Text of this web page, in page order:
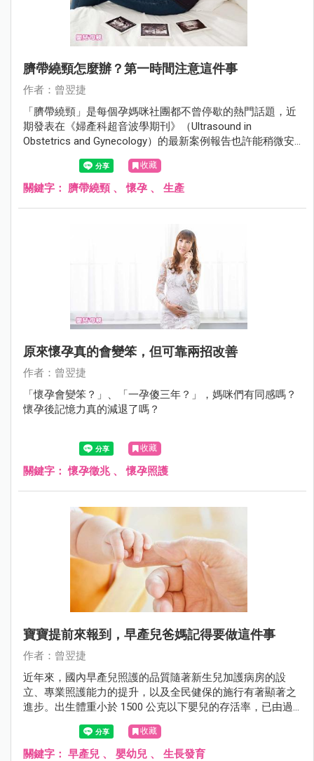
臍帶繞頸怎麼辦？第一時間注意這件事
作者：曾翌捷
「臍帶繞頸」是每個孕媽咪社團都不曾停歇的熱門話題，近
期發表在《婦產科超音波學期刊》（Ultrasound in
Obstetrics and Gynecology）的最新案例報告也許能稍微安
撫一下孕媽咪的緊張心情。
收藏
關鍵字： 臍帶繞頸 、懷孕 、 生產
原來懷孕真的會變笨，但可靠兩招改善
作者：曾翌捷
「懷孕會變笨？」、「一孕傻三年？」，媽咪們有同感嗎？
懷孕後記憶力真的減退了嗎？
收藏
關鍵字：懷孕徵兆、懷孕照護
寶寶提前來報到，早產兒爸媽記得要做這件事
作者：曾翌捷
近年來，國內早產兒照護的品質隨著新生兒加護病房的設
立、專業照護能力的提升，以及全民健保的施行有著顯著之
進步。出生體重小於 1500 公克以下嬰兒的存活率，已由過
去的 60% 大幅上升至近年的 80% 以上。與歐美先進國家相
比毫不遜色。儘管胎兒早產絕非父母所願，但仍請父母收拾
心情。只要依照醫師囑咐，定期回診追蹤檢查，心肝寶貝的
收藏
關鍵字： 早產兒 、 嬰幼兒 、 生長發育